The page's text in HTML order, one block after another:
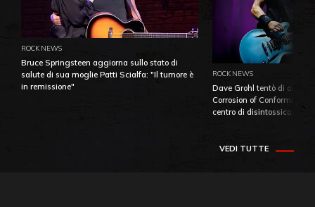
ROCK NEWS
Bruce Springsteen aggiorna sullo stato di
salute di sua moglie Patti Scialfa: "Il tumore è
in remissione"
ROCK NEWS
Dave Grohl tentò di
Corrosion of Conformity
centro di
VEDI TUTTE